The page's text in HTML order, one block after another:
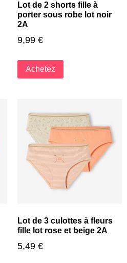
Lot de 2 shorts fille à
porter sous robe lot noir
2A
9,99 €
Achetez
Lot de 3 culottes à fleurs
fille lot rose et beige 2A
5,49 €